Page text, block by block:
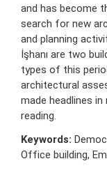
and has become
search for new
and planning
İşhanı are two
types of this
architectural
made headlines
reading.
Keywords:
Office building,